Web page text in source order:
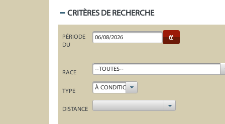
CRITÈRES DE RECHERCHE
PÉRIODE
DU
RACE --TOUTES--
TYPE À CONDITION
DISTANCE